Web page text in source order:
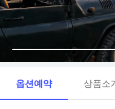
옵션예약 상품소